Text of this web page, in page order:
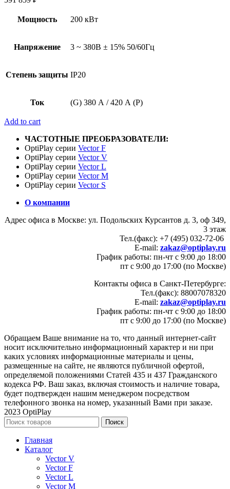
Мощность 200 кВт
Напряжение 3 ~ 380В ± 15% 50/60Гц
Степень защиты IP20
Ток (G) 380 А / 420 А (P)
Add to cart
ЧАСТОТНЫЕ ПРЕОБРАЗОВАТЕЛИ:
OptiPlay серии Vector F
OptiPlay серии Vector V
OptiPlay серии Vector L
OptiPlay серии Vector M
OptiPlay серии Vector S
О компании
Адрес офиса в Москве: ул. Подольских Курсантов д. 3, оф 349,
3 этаж
Тел.(факс): +7 (495) 032-72-06
E-mail: zakaz@optiplay.ru
График работы: пн-чт с 9:00 до 18:00
пт с 9:00 до 17:00 (по Москве)
Контакты офиса в Санкт-Петербурге:
Тел.(факс): 88007078320
E-mail: zakaz@optiplay.ru
График работы: пн-чт с 9:00 до 18:00
пт с 9:00 до 17:00 (по Москве)
Обращаем Ваше внимание на то, что данный интернет-сайт
носит исключительно информационный характер и ни при
каких условиях информационные материалы и цены,
размещенные на сайте, не являются публичной офертой,
определяемой положениями Статей 435 и 437 Гражданского
кодекса РФ. Ваш заказ, включая стоимость и наличие товара,
будет подтвержден нашим менеджером посредством
телефонного звонка на номер, указанный Вами при заказе.
2023 OptiPlay
Поиск
Главная
Каталог
Vector V
Vector F
Vector L
Vector M